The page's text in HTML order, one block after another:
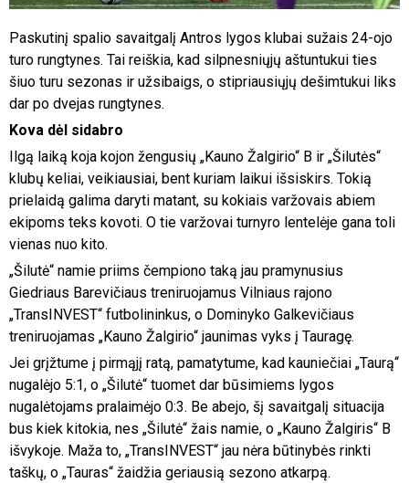
Paskutinį spalio savaitgalį Antros lygos klubai sužais 24-ojo
turo rungtynes. Tai reiškia, kad silpnesniųjų aštuntukui ties
šiuo turu sezonas ir užsibaigs, o stipriausiųjų dešimtukui liks
dar po dvejas rungtynes.
Kova dėl sidabro
Ilgą laiką koja kojon žengusių „Kauno Žalgirio“ B ir „Šilutės“
klubų keliai, veikiausiai, bent kuriam laikui išsiskirs. Tokią
prielaidą galima daryti matant, su kokiais varžovais abiem
ekipoms teks kovoti. O tie varžovai turnyro lentelėje gana toli
vienas nuo kito.
„Šilutė“ namie priims čempiono taką jau pramynusius
Giedriaus Barevičiaus treniruojamus Vilniaus rajono
„TransINVEST“ futbolininkus, o Dominyko Galkevičiaus
treniruojamas „Kauno Žalgirio“ jaunimas vyks į Tauragę.
Jei grįžtume į pirmąjį ratą, pamatytume, kad kauniečiai „Taurą“
nugalėjo 5:1, o „Šilutė“ tuomet dar būsimiems lygos
nugalėtojams pralaimėjo 0:3. Be abejo, šį savaitgalį situacija
bus kiek kitokia, nes „Šilutė“ žais namie, o „Kauno Žalgiris“ B
išvykoje. Maža to, „TransINVEST“ jau nėra būtinybės rinkti
taškų, o „Tauras“ žaidžia geriausią sezono atkarpą.